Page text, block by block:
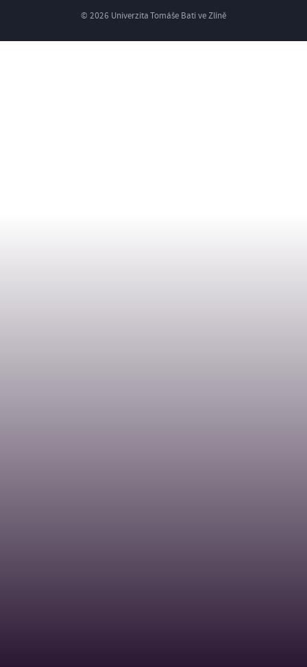
© 2026 Univerzita Tomáše Bati ve Zlíně